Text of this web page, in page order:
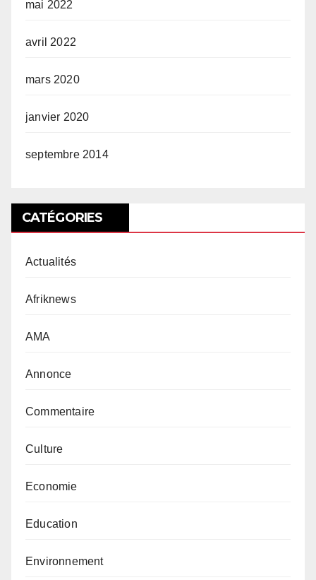
mai 2022
avril 2022
mars 2020
janvier 2020
septembre 2014
CATÉGORIES
Actualités
Afriknews
AMA
Annonce
Commentaire
Culture
Economie
Education
Environnement